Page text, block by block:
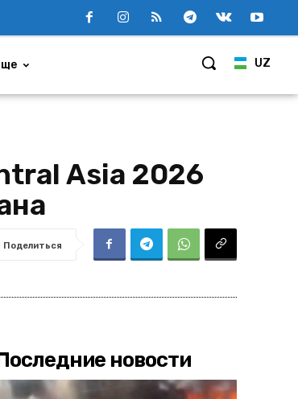
UZ
Asia 2026
Поделиться
новости